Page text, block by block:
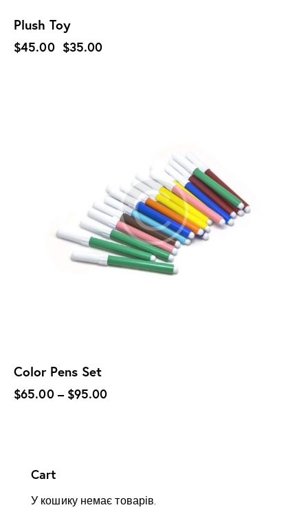
Plush Toy
$45.00 $35.00
Color Pens Set
$65.00 – $95.00
Cart
У кошику немає товарів.